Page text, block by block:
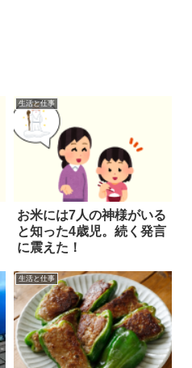
生活と仕事
お米には7人の神様がいる
と知った4歳児。続く発言
に震えた！
生活と仕事